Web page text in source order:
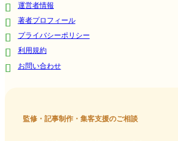
運営者情報
著者プロフィール
プライバシーポリシー
利用規約
お問い合わせ
監修・記事制作・集客支援のご相談